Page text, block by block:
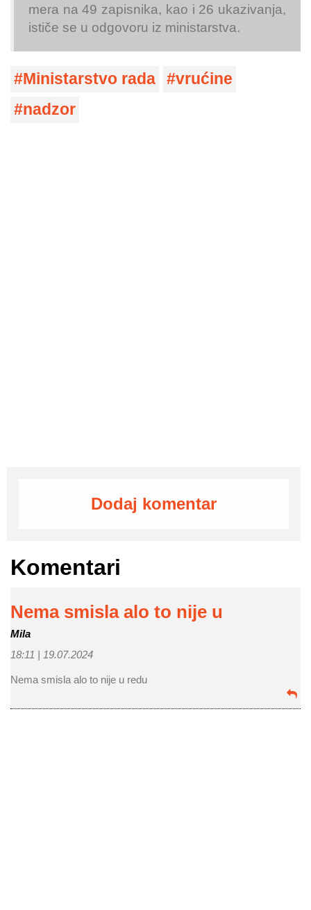
mera na 49 zapisnika, kao i 26 ukazivanja,
ističe se u odgovoru iz ministarstva.
Ministarstvo rada
vrućine
nadzor
Dodaj komentar
Komentari
Nema smisla alo to nije u
Mila
18:11 | 19.07.2024
Nema smisla alo to nije u redu